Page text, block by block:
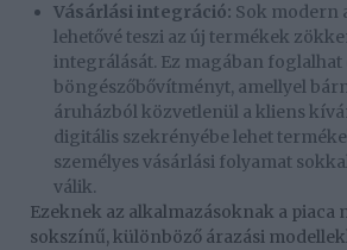
Vásárlási integráció: Sok modern
lehetővé teszi az új termékek
integrálását. Ez magában foglalhat
böngészőbővítményt, amellyel
áruházból közvetlenül a kliens
digitális szekrényébe lehet
személyes vásárlási folyamat
válik.
Ezeknek az alkalmazásoknak a piaca
sokszínű, különböző árazási